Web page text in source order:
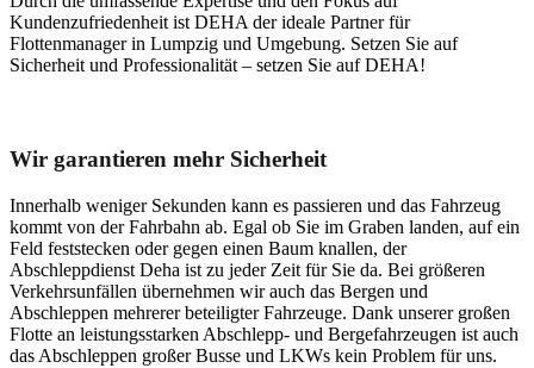
Kundenzufriedenheit ist DEHA der ideale Partner für
Flottenmanager in Lumpzig und Umgebung. Setzen Sie auf
Sicherheit und Professionalität – setzen Sie auf DEHA!
Wir garantieren mehr Sicherheit
Innerhalb weniger Sekunden kann es passieren und das Fahrzeug
kommt von der Fahrbahn ab. Egal ob Sie im Graben landen, auf ein
Feld feststecken oder gegen einen Baum knallen, der
Abschleppdienst Deha ist zu jeder Zeit für Sie da. Bei größeren
Verkehrsunfällen übernehmen wir auch das Bergen und
Abschleppen mehrerer beteiligter Fahrzeuge. Dank unserer großen
Flotte an leistungsstarken Abschlepp- und Bergefahrzeugen ist auch
das Abschleppen großer Busse und LKWs kein Problem für uns.